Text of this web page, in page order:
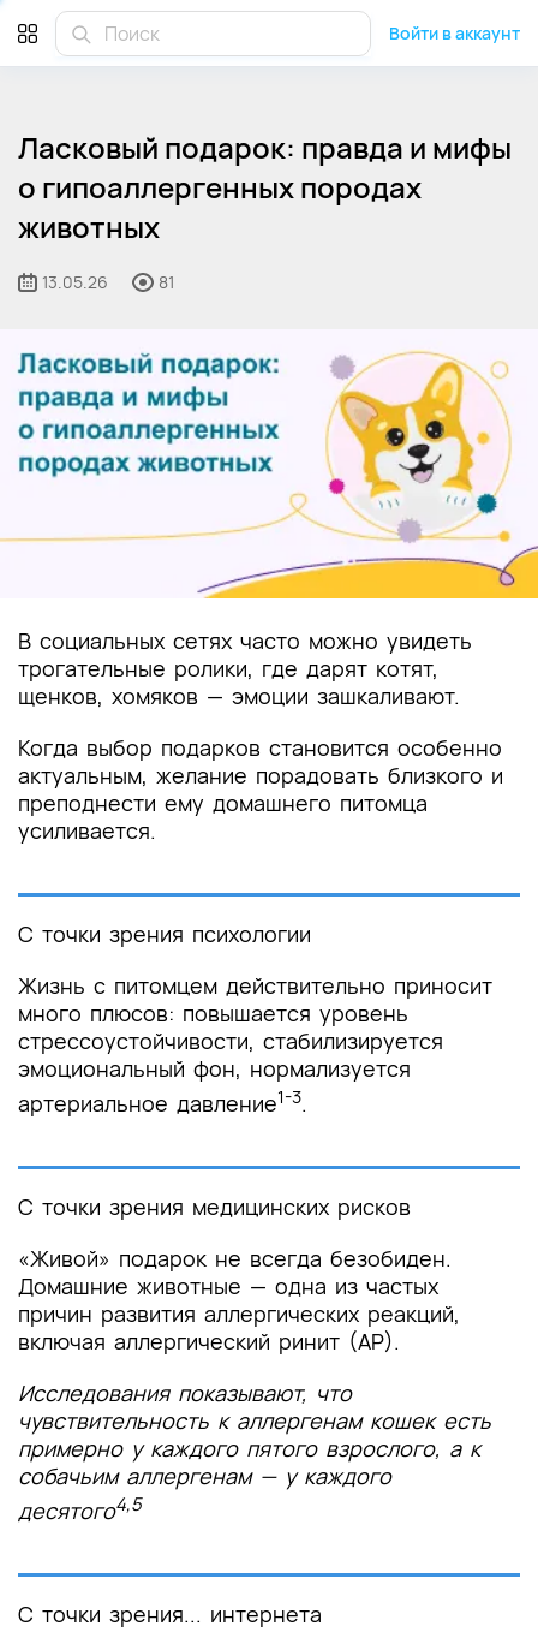
Войти в аккаунт
Ласковый подарок: правда и мифы
о гипоаллергенных породах
животных
13.05.26 81
В социальных сетях часто можно увидеть
трогательные ролики, где дарят котят,
щенков, хомяков — эмоции зашкаливают.
Когда выбор подарков становится особенно
актуальным, желание порадовать близкого и
преподнести ему домашнего питомца
усиливается.
С точки зрения психологии
Жизнь с питомцем действительно приносит
много плюсов: повышается уровень
стрессоустойчивости, стабилизируется
эмоциональный фон, нормализуется
артериальное давление1-3.
С точки зрения медицинских рисков
«Живой» подарок не всегда безобиден.
Домашние животные — одна из частых
причин развития аллергических реакций,
включая аллергический ринит (АР).
Исследования показывают, что
чувствительность к аллергенам кошек есть
примерно у каждого пятого взрослого, а к
собачьим аллергенам — у каждого
десятого4,5
С точки зрения... интернета